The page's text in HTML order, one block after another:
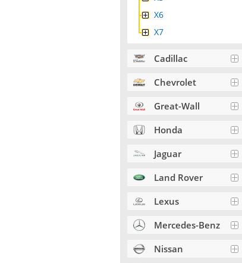
X6
X7
Cadillac
Chevrolet
Great-Wall
Honda
Jaguar
Land Rover
Lexus
Mercedes-Benz
Nissan